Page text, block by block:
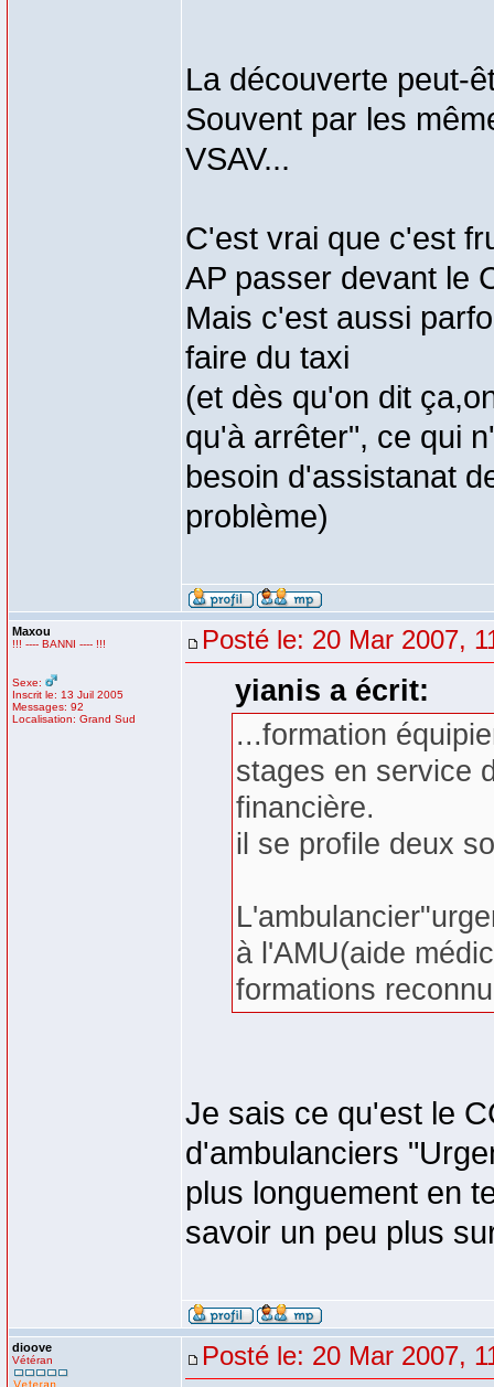
La découverte peut-
Souvent par les
VSAV...
C'est vrai que c'est
AP passer devant le
Mais c'est aussi
faire du taxi
(et dès qu'on dit
qu'à arrêter", ce qui
besoin d'assistanat
problème)
Maxou
!!! ---- BANNI ---- !!!
Sexe:
Inscrit le: 13 Juil 2005
Messages: 92
Localisation: Grand Sud
Posté le: 20 Mar 2007,
yianis a écrit:
...formation
stages en service
financière.
il se profile deux
à l'AMU(aide
formations
Je sais ce qu'est le
d'ambulanciers
plus longuement en
savoir un peu plus
dioove
Vétéran Posté le: 20 Mar 2007,